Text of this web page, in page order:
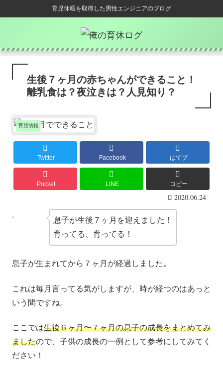
育児休暇を取得した男性エンジニアのブログ
生後７ヶ月の赤ちゃんができること！
離乳食は？夜泣きは？人見知り？
育児情報
Twitter Facebook はてブ
Pocket LINE コピー
2020.06.24
息子が生後７ヶ月を迎えました！
育ってる、育ってる！
息子が生まれてから７ヶ月が経過しました。
これは毎月言ってる気がしますが、時が経つのはあっと
いう間ですね。
ここでは生後６ヶ月〜７ヶ月の息子の成長をまとめてみ
ましたので、子供の成長の一例として参考にしてみてく
ださい！